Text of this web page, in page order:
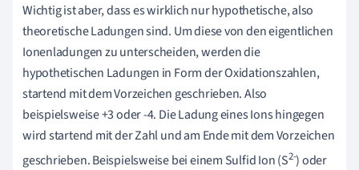
Wichtig ist aber, dass es wirklich nur hypothetische, also
theoretische Ladungen sind. Um diese von den eigentlichen
Ionenladungen zu unterscheiden, werden die
hypothetischen Ladungen in Form der Oxidationszahlen,
startend mit dem Vorzeichen geschrieben. Also
beispielsweise +3 oder -4. Die Ladung eines Ions hingegen
wird startend mit der Zahl und am Ende mit dem Vorzeichen
geschrieben. Beispielsweise bei einem Sulfid Ion (S2-) oder